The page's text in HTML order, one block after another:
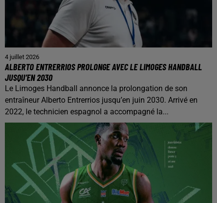
4 juillet 2026
ALBERTO ENTRERRIOS PROLONGE AVEC LE LIMOGES HANDBALL
JUSQU’EN 2030
Le Limoges Handball annonce la prolongation de son
entraîneur Alberto Entrerrios jusqu’en juin 2030. Arrivé en
2022, le technicien espagnol a accompagné la...